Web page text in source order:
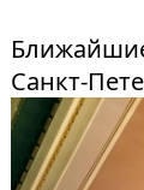
Санкт-